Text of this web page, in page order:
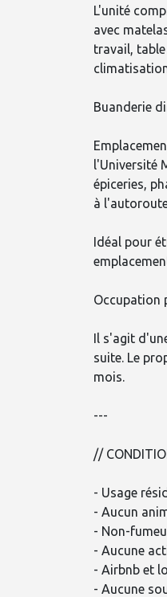
L'unité
avec
travail,
Buanderie
l'Université
épiceries,
à
Idéal pour
Occupation
Il s'agit
suite. Le
mois.
---
//
- Usage
- Aucun
- Non-
- Aucune
- Airbnb et
- Aucune